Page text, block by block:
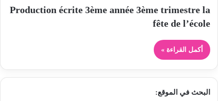
Production écrite 3ème année 3ème trimestre la
fête de l’école
أكمل القراءة »
البحث في الموقع: